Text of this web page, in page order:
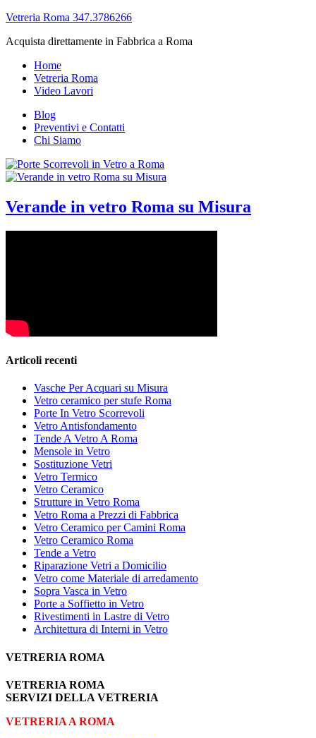
Vetreria Roma 347.3786266
Acquista direttamente in Fabbrica a Roma
Home
Vetreria Roma
Video Lavori
Blog
Preventivi e Contatti
Chi Siamo
Verande in vetro Roma su Misura
Articoli recenti
Vasche Per Acquari su Misura
Vetro ceramico per stufe Roma
Porte In Vetro Scorrevoli
Vetro Antisfondamento
Tende A Vetro A Roma
Mensole in Vetro
Sostituzione Vetri
Vetro Termico
Vetro Ceramico
Strutture in Vetro Roma
Vetro Roma a Prezzi di Fabbrica
Vetro Ceramico per Camini Roma
Vetro Ceramico Roma
Tende a Vetro
Riparazione Vetri a Domicilio
Vetro come Materiale di arredamento
Sopra Vasca in Vetro
Porte a Soffietto in Vetro
Rivestimenti in Lastre di Vetro
Architettura di Interni in Vetro
VETRERIA ROMA
VETRERIA ROMA
SERVIZI DELLA VETRERIA
VETRERIA A ROMA